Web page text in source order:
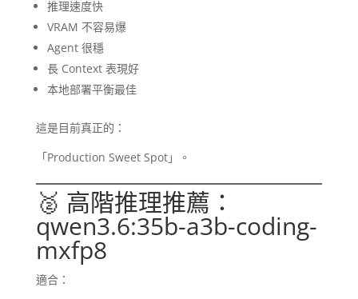
推理速度快
VRAM 不容易爆
Agent 很穩
長 Context 表現好
本地部署平衡最佳
這是目前真正的：
「Production Sweet Spot」。
🥈 高階推理推薦：
qwen3.6:35b-a3b-coding-
mxfp8
適合：